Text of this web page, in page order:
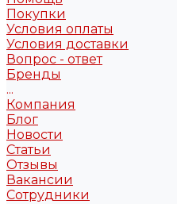
Покупки
Условия оплаты
Условия доставки
Вопрос - ответ
Бренды
...
Компания
Блог
Новости
Статьи
Отзывы
Вакансии
Сотрудники